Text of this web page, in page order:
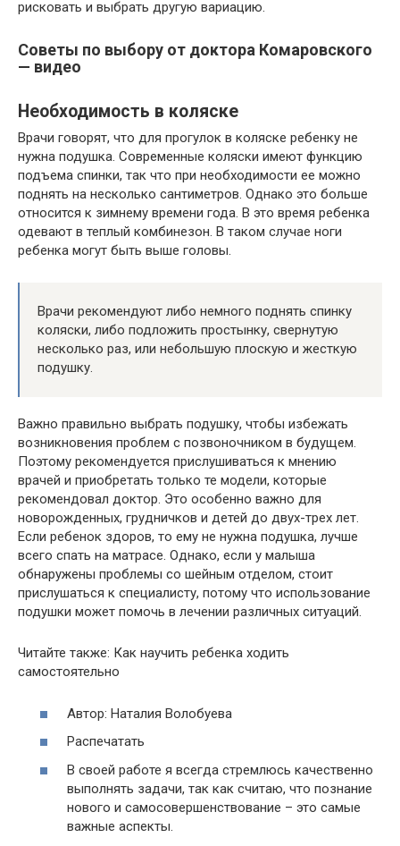
рисковать и выбрать другую вариацию.
Советы по выбору от доктора Комаровского
— видео
Необходимость в коляске
Врачи говорят, что для прогулок в коляске ребенку не
нужна подушка. Современные коляски имеют функцию
подъема спинки, так что при необходимости ее можно
поднять на несколько сантиметров. Однако это больше
относится к зимнему времени года. В это время ребенка
одевают в теплый комбинезон. В таком случае ноги
ребенка могут быть выше головы.
Врачи рекомендуют либо немного поднять спинку
коляски, либо подложить простынку, свернутую
несколько раз, или небольшую плоскую и жесткую
подушку.
Важно правильно выбрать подушку, чтобы избежать
возникновения проблем с позвоночником в будущем.
Поэтому рекомендуется прислушиваться к мнению
врачей и приобретать только те модели, которые
рекомендовал доктор. Это особенно важно для
новорожденных, грудничков и детей до двух-трех лет.
Если ребенок здоров, то ему не нужна подушка, лучше
всего спать на матрасе. Однако, если у малыша
обнаружены проблемы со шейным отделом, стоит
прислушаться к специалисту, потому что использование
подушки может помочь в лечении различных ситуаций.
Читайте также: Как научить ребенка ходить
самостоятельно
Автор: Наталия Волобуева
Распечатать
В своей работе я всегда стремлюсь качественно
выполнять задачи, так как считаю, что познание
нового и самосовершенствование – это самые
важные аспекты.